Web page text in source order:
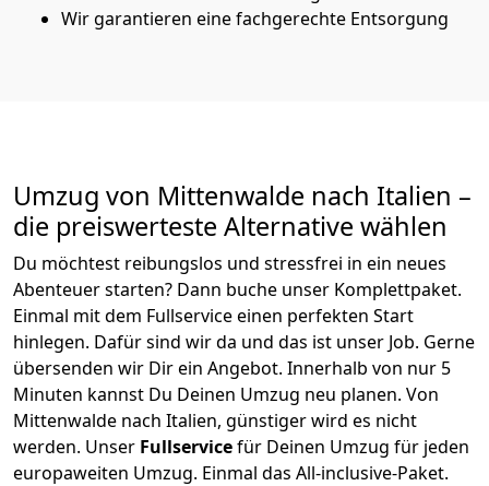
Wir garantieren eine fachgerechte Entsorgung
Umzug von Mittenwalde nach Italien –
die preiswerteste Alternative wählen
Du möchtest reibungslos und stressfrei in ein neues
Abenteuer starten? Dann buche unser Komplettpaket.
Einmal mit dem Fullservice einen perfekten Start
hinlegen. Dafür sind wir da und das ist unser Job. Gerne
übersenden wir Dir ein Angebot. Innerhalb von nur 5
Minuten kannst Du Deinen Umzug neu planen. Von
Mittenwalde nach Italien, günstiger wird es nicht
werden. Unser Fullservicefür Deinen Umzug für jeden
europaweiten Umzug. Einmal das All-inclusive-Paket.